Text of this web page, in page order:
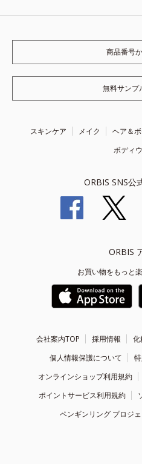
商品番号
無料サンプ
スキンケア メイク ヘア＆
ボディ
ORBIS SNS公
ORBIS
お買い物をもっと
会社案内TOP 採用情報
化
個人情報保護について
オンラインショップ利用規約
ポイントサービス利用規約
ペンギンリング プロジェ